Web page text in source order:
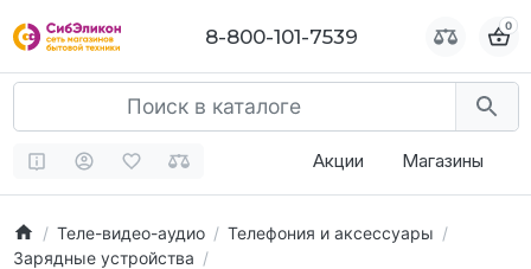
8-800-101-7539 0
Акции Магазины
Теле-видео-аудио
Телефония и аксессуары
Зарядные устройства
8-800-101-7539 0